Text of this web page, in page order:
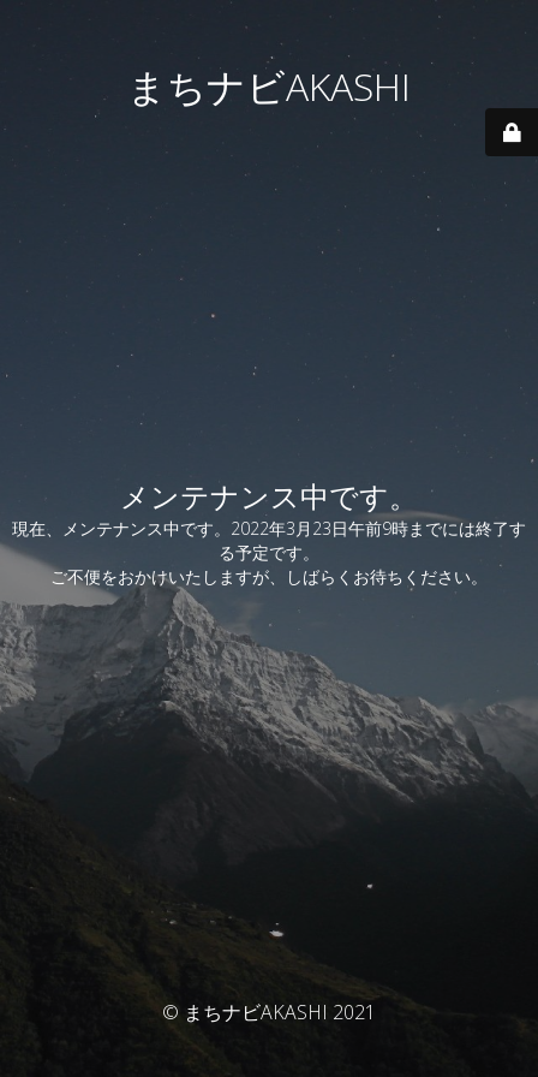
まちナビAKASHI
メンテナンス中です。
現在、メンテナンス中です。2022年3月23日午前9時までには終了す
る予定です。
ご不便をおかけいたしますが、しばらくお待ちください。
© まちナビAKASHI 2021